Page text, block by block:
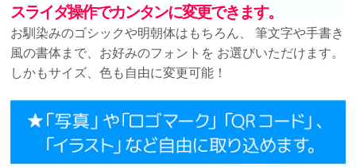
スライダ操作でカンタンに変更できます。
お馴染みのゴシックや明朝体はもちろん、
筆文字や手書き
風の書体まで、お好みのフォントを お選びいただけます。
しかもサイズ、色も自由に変更可能！